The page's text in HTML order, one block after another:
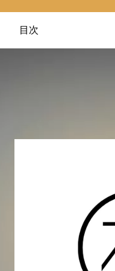
目次